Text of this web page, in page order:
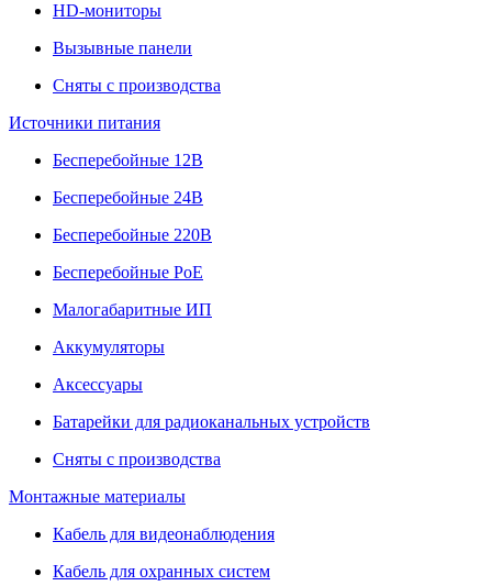
HD-мониторы
Вызывные панели
Сняты с производства
Источники питания
Бесперебойные 12В
Бесперебойные 24В
Бесперебойные 220В
Бесперебойные PoE
Малогабаритные ИП
Аккумуляторы
Аксессуары
Батарейки для радиоканальных устройств
Сняты с производства
Монтажные материалы
Кабель для видеонаблюдения
Кабель для охранных систем